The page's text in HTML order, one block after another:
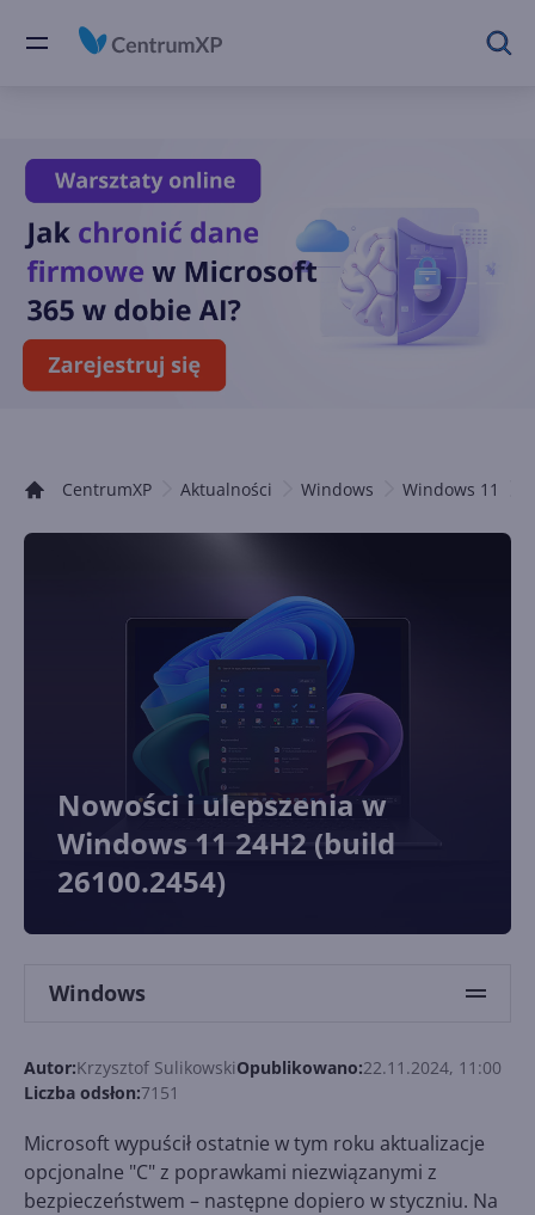
CentrumXP Aktualności Windows Windows 11
Nowości i ulepszenia w
Windows 11 24H2 (build
26100.2454)
Windows
Autor:Krzysztof SulikowskiOpublikowano:22.11.2024, 11:00
Liczba odsłon:7151
Microsoft wypuścił ostatnie w tym roku aktualizacje
opcjonalne "C" z poprawkami niezwiązanymi z
bezpieczeństwem – następne dopiero w styczniu. Na